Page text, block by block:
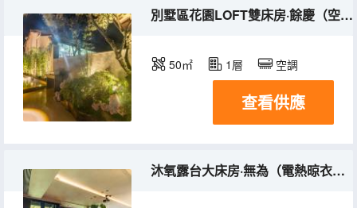
別墅區花園LOFT雙床房·餘慶（空調+露天庭院）
50㎡ 1層 空調
查看供應
沐氧露台大床房·無為（電熱晾衣架+投影儀+觀景露台）